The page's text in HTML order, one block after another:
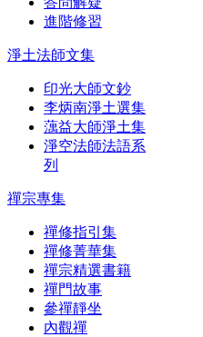
進階修習
淨土法師文集
印光大師文鈔
李炳南淨土選集
蕅益大師淨土集
淨空法師法語系
列
禪宗專集
禪修指引集
禪修菁華集
禪宗精選書籍
禪門故事
參禪靜坐
內觀禪